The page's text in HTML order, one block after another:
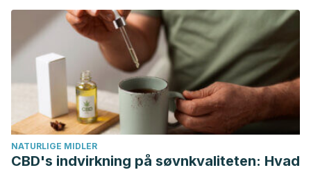
NATURLIGE MIDLER
CBD's indvirkning på søvnkvaliteten: Hvad